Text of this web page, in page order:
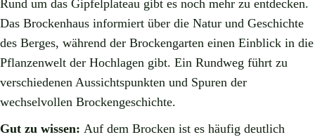
Rund um das Gipfelplateau gibt es noch mehr zu entdecken.
Das Brockenhaus informiert über die Natur und Geschichte
des Berges, während der Brockengarten einen Einblick in die
Pflanzenwelt der Hochlagen gibt. Ein Rundweg führt zu
verschiedenen Aussichtspunkten und Spuren der
wechselvollen Brockengeschichte.
Gut zu wissen: Auf dem Brocken ist es häufig deutlich